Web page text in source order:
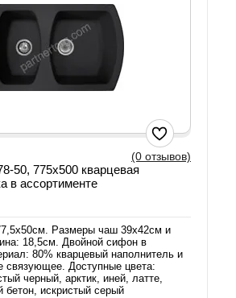
(0 отзывов)
50, 775x500 кварцевая
в ассортименте
Размеры чаш 39х42см и
18,5см. Двойной сифон в
80% кварцевый наполнитель и
связующее. Доступные цвета:
черный, арктик, иней, латте,
бетон, искристый серый